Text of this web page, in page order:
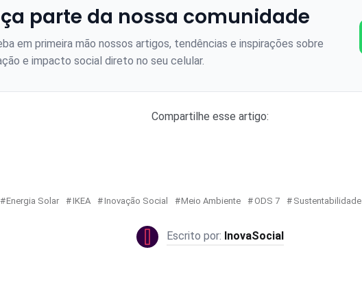
parte da nossa comunidade
em primeira mão nossos artigos, tendências e inspirações sobre
e impacto social direto no seu celular.
Compartilhe esse artigo:
Energia Solar IKEA Inovação Social Meio Ambiente ODS 7 Sustentabilidade
InovaSocial